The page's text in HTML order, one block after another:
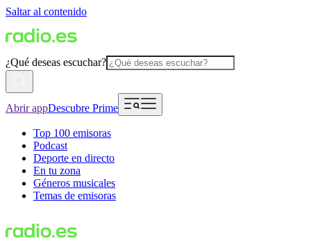
Saltar al contenido
¿Qué deseas escuchar?
Abrir appDescubre Prime
Top 100 emisoras
Podcast
Deporte en directo
En tu zona
Géneros musicales
Temas de emisoras